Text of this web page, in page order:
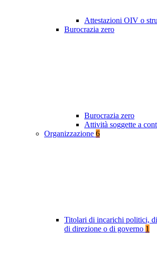
Attestazioni OIV o
Burocrazia zero
Burocrazia zero
Attività soggette a
Organizzazione 6
Titolari di incarichi politici,
di direzione o di governo 1